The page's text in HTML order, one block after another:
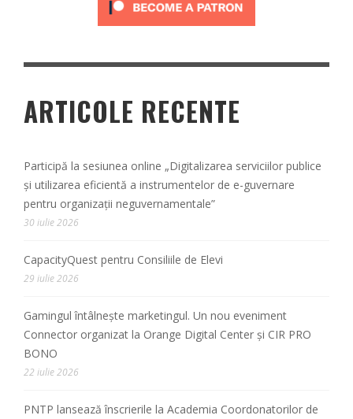
ARTICOLE RECENTE
Participă la sesiunea online „Digitalizarea serviciilor publice
și utilizarea eficientă a instrumentelor de e-guvernare
pentru organizații neguvernamentale”
30 iulie 2026
CapacityQuest pentru Consiliile de Elevi
29 iulie 2026
Gamingul întâlnește marketingul. Un nou eveniment
Connector organizat la Orange Digital Center și CIR PRO
BONO
22 iulie 2026
PNTP lansează înscrierile la Academia Coordonatorilor de